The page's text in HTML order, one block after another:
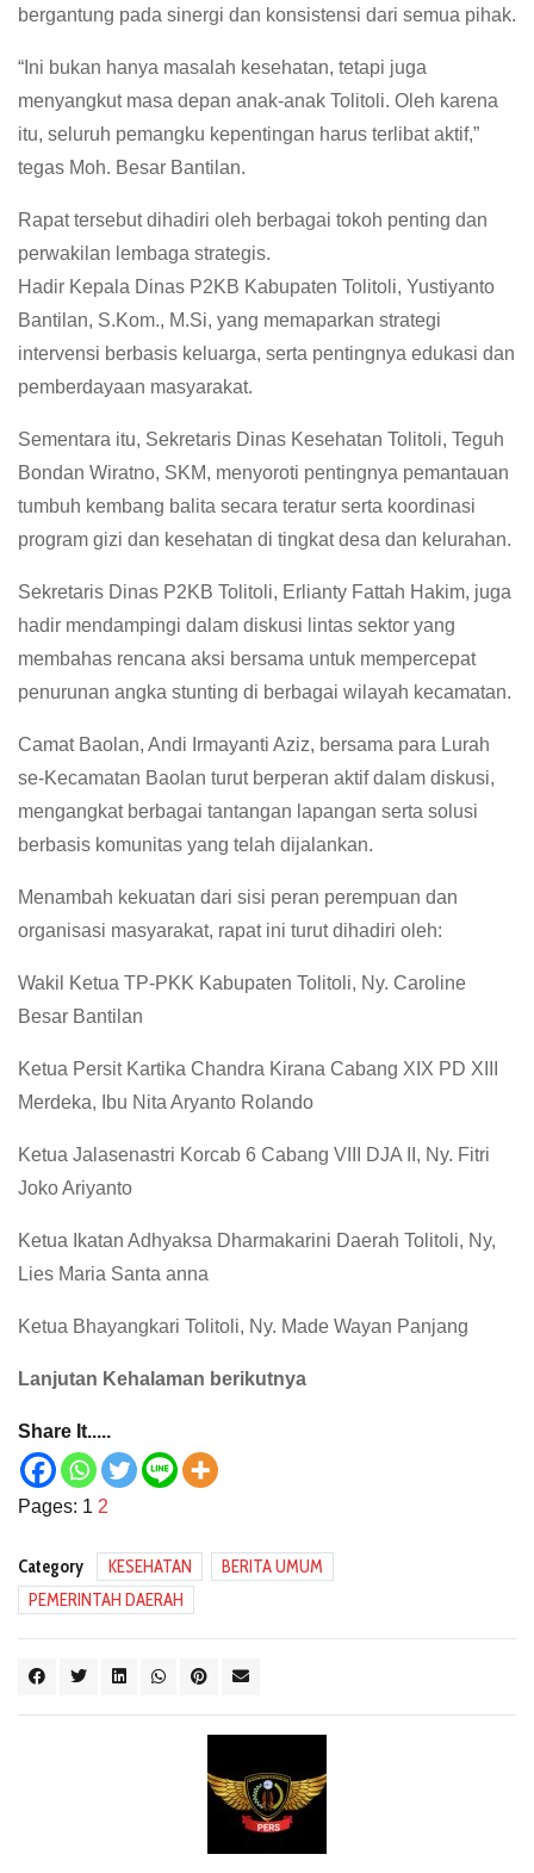
bergantung pada sinergi dan konsistensi dari semua pihak.
“Ini bukan hanya masalah kesehatan, tetapi juga
menyangkut masa depan anak-anak Tolitoli. Oleh karena
itu, seluruh pemangku kepentingan harus terlibat aktif,”
tegas Moh. Besar Bantilan.
Rapat tersebut dihadiri oleh berbagai tokoh penting dan
perwakilan lembaga strategis.
Hadir Kepala Dinas P2KB Kabupaten Tolitoli, Yustiyanto
Bantilan, S.Kom., M.Si, yang memaparkan strategi
intervensi berbasis keluarga, serta pentingnya edukasi dan
pemberdayaan masyarakat.
Sementara itu, Sekretaris Dinas Kesehatan Tolitoli, Teguh
Bondan Wiratno, SKM, menyoroti pentingnya pemantauan
tumbuh kembang balita secara teratur serta koordinasi
program gizi dan kesehatan di tingkat desa dan kelurahan.
Sekretaris Dinas P2KB Tolitoli, Erlianty Fattah Hakim, juga
hadir mendampingi dalam diskusi lintas sektor yang
membahas rencana aksi bersama untuk mempercepat
penurunan angka stunting di berbagai wilayah kecamatan.
Camat Baolan, Andi Irmayanti Aziz, bersama para Lurah
se-Kecamatan Baolan turut berperan aktif dalam diskusi,
mengangkat berbagai tantangan lapangan serta solusi
berbasis komunitas yang telah dijalankan.
Menambah kekuatan dari sisi peran perempuan dan
organisasi masyarakat, rapat ini turut dihadiri oleh:
Wakil Ketua TP-PKK Kabupaten Tolitoli, Ny. Caroline
Besar Bantilan
Ketua Persit Kartika Chandra Kirana Cabang XIX PD XIII
Merdeka, Ibu Nita Aryanto Rolando
Ketua Jalasenastri Korcab 6 Cabang VIII DJA II, Ny. Fitri
Joko Ariyanto
Ketua Ikatan Adhyaksa Dharmakarini Daerah Tolitoli, Ny,
Lies Maria Santa anna
Ketua Bhayangkari Tolitoli, Ny. Made Wayan Panjang
Lanjutan Kehalaman berikutnya
Share It.....
Pages: 1 2
Category KESEHATAN
BERITA UMUM
PEMERINTAH DAERAH